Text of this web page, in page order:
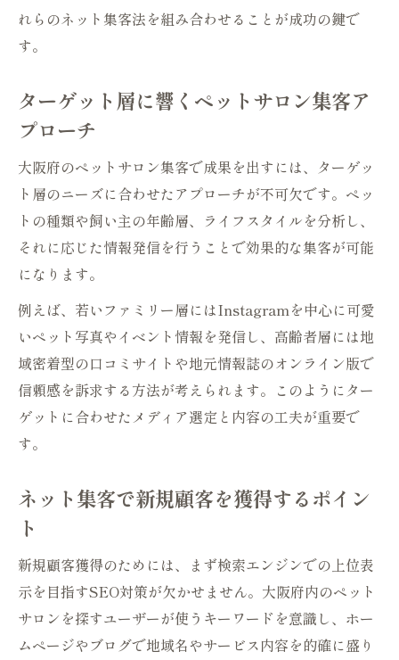
れらのネット集客法を組み合わせることが成功の鍵で
す。
ターゲット層に響くペットサロン集客ア
プローチ
大阪府のペットサロン集客で成果を出すには、ターゲッ
ト層のニーズに合わせたアプローチが不可欠です。ペッ
トの種類や飼い主の年齢層、ライフスタイルを分析し、
それに応じた情報発信を行うことで効果的な集客が可能
になります。
例えば、若いファミリー層にはInstagramを中心に可愛
いペット写真やイベント情報を発信し、高齢者層には地
域密着型の口コミサイトや地元情報誌のオンライン版で
信頼感を訴求する方法が考えられます。このようにター
ゲットに合わせたメディア選定と内容の工夫が重要で
す。
ネット集客で新規顧客を獲得するポイン
ト
新規顧客獲得のためには、まず検索エンジンでの上位表
示を目指すSEO対策が欠かせません。大阪府内のペット
サロンを探すユーザーが使うキーワードを意識し、ホー
ムページやブログで地域名やサービス内容を的確に盛り